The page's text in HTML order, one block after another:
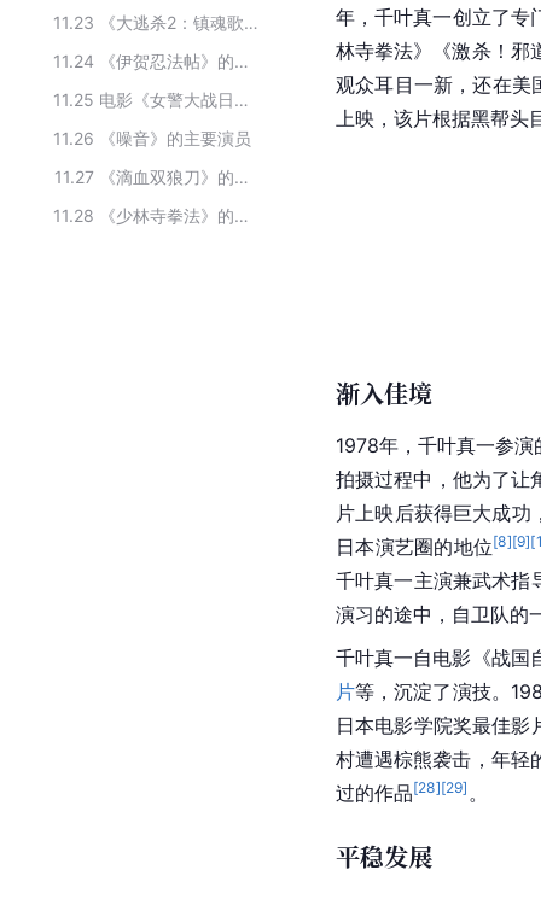
11.23
《大逃杀2：镇魂歌》的主要演员
11.24
《伊贺忍法帖》的主要演员
11.25
电影《女警大战日本佬》的主要演员
11.26
《噪音》的主要演员
11.27
《滴血双狼刀》的主要演员
11.28
《少林寺拳法》的主要演员
年，千叶真一创立了专
林寺拳法》《激杀！邪
观众耳目一新，还在美
上映，该片根据黑帮
渐入佳境
1978年，千叶真一参
拍摄过程中，他为了让
片上映后获得巨大成
日本演艺圈的地位[8][9][
千叶真一主演兼武术指
演习的途中，自卫队的
千叶真一自电影《战国
片等，沉淀了演技。
日本电影学院奖最佳影
村遭遇棕熊袭击，年轻
过的作品[28][29] 。
平稳发展